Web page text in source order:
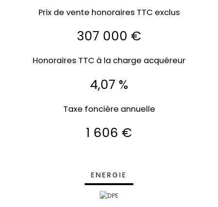
Prix de vente honoraires TTC exclus
307 000 €
Honoraires TTC à la charge acquéreur
4,07 %
Taxe foncière annuelle
1 606 €
ENERGIE